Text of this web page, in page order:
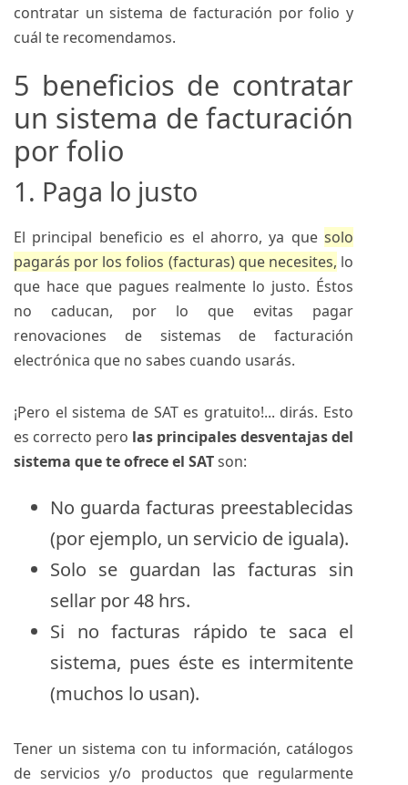
contratar un sistema de facturación por folio y
cuál te recomendamos.
5 beneficios de contratar
un sistema de facturación
por folio
1. Paga lo justo
El principal beneficio es el ahorro, ya que solo
pagarás por los folios (facturas) que necesites, lo
que hace que pagues realmente lo justo. Éstos
no caducan, por lo que evitas pagar
renovaciones de sistemas de facturación
electrónica que no sabes cuando usarás.
¡Pero el sistema de SAT es gratuito!... dirás. Esto
es correcto pero las principales desventajas del
sistema que te ofrece el SATson:
No guarda facturas preestablecidas
(por ejemplo, un servicio de iguala).
Solo se guardan las facturas sin
sellar por 48 hrs.
Si no facturas rápido te saca el
sistema, pues éste es intermitente
(muchos lo usan).
Tener un sistema con tu información, catálogos
de servicios y/o productos que regularmente